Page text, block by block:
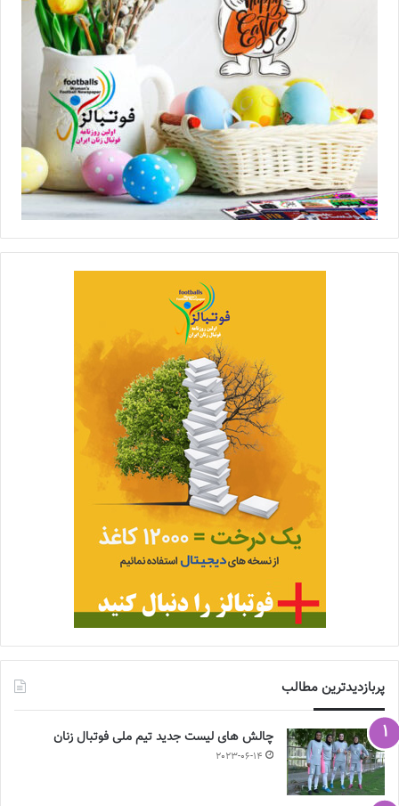
پربازدیدترین مطالب
چالش هاى ليست جدید تيم ملى فوتبال زنان
2023-06-14